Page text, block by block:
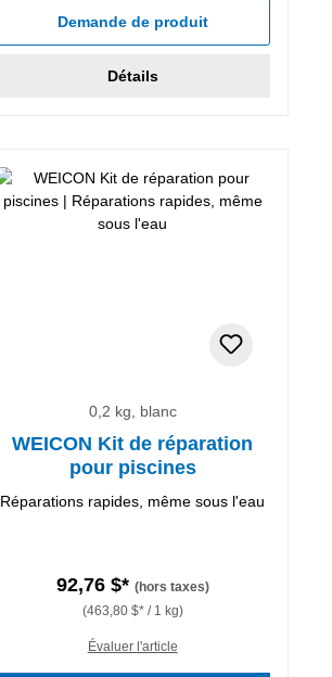
Demande de produit
Détails
0,2 kg, blanc
WEICON Kit de réparation
pour piscines
Réparations rapides, même sous l'eau
92,76 $* (hors taxes)
(463,80 $* / 1 kg)
Évaluer l'article